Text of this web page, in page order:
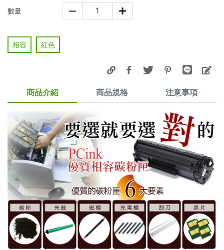
數量
相容 紅色
商品介紹 商品規格 注意事項